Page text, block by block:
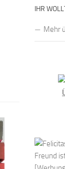
IHR
Mehr